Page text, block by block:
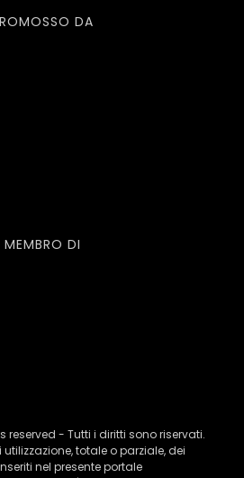
DA
MEMBRO DI
reserved - Tutti i diritti sono riservati.
totale o parziale, dei
nel presente portale